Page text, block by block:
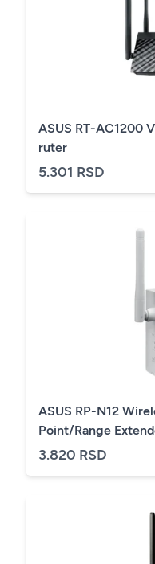
ASUS RT-AC1200
ruter
5.301 RSD
ASUS RP-N12
Point/Range
3.820 RSD